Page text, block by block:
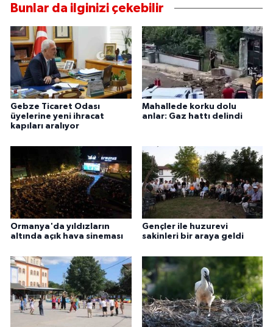
Bunlar da ilginizi çekebilir
Gebze Ticaret Odası
üyelerine yeni ihracat
kapıları aralıyor
Mahallede korku dolu
anlar: Gaz hattı delindi
Ormanya'da yıldızların
altında açık hava sineması
Gençler ile huzurevi
sakinleri bir araya geldi